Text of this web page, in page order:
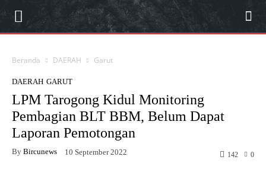
Beranda DAERAH Garut
DAERAH GARUT
LPM Tarogong Kidul Monitoring
Pembagian BLT BBM, Belum Dapat
Laporan Pemotongan
By Bircunews 10 September 2022 0
142